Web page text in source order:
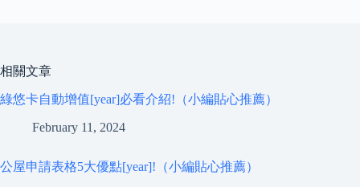
相關文章
綠悠卡自動增值[year]必看介紹!（小編貼心推薦）
February 11, 2024
公屋申請表格5大優點[year]!（小編貼心推薦）